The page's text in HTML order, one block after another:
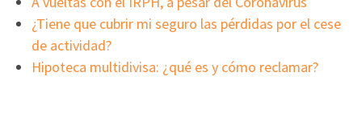
¿Tiene que cubrir mi seguro las pérdidas por el cese
de actividad?
Hipoteca multidivisa: ¿qué es y cómo reclamar?